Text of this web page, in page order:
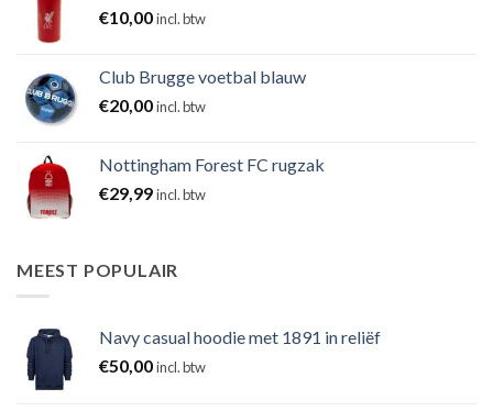
€10,00incl. btw
Club Brugge voetbal blauw
€20,00incl. btw
Nottingham Forest FC rugzak
€29,99incl. btw
MEEST POPULAIR
Navy casual hoodie met 1891 in reliëf
€50,00incl. btw